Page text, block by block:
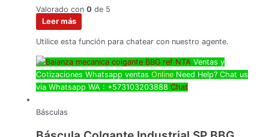
Valorado con 0 de 5
Leer más
Utilice esta función para chatear con nuestro agente.
Ventas y
Cotizaciones Whatsapp ventas Online Need Help? Chat us
via Whatsapp WA : +573103203888 Chat
Básculas